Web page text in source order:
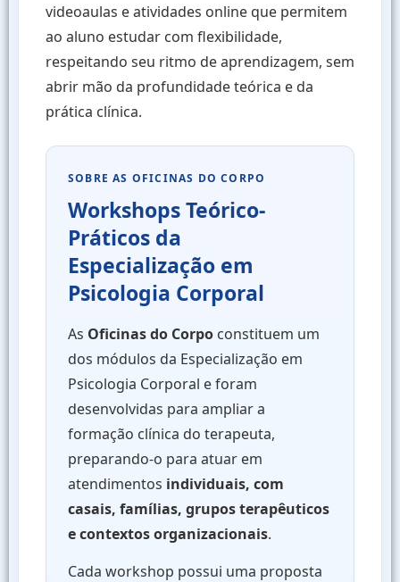
videoaulas e atividades online que permitem
ao aluno estudar com flexibilidade,
respeitando seu ritmo de aprendizagem, sem
abrir mão da profundidade teórica e da
prática clínica.
SOBRE AS OFICINAS DO CORPO
Workshops Teórico-
Práticos da
Especialização em
Psicologia Corporal
As Oficinas do Corpo constituem um
dos módulos da Especialização em
Psicologia Corporal e foram
desenvolvidas para ampliar a
formação clínica do terapeuta,
preparando-o para atuar em
atendimentos individuais, com
casais, famílias, grupos terapêuticos
e contextos organizacionais.
Cada workshop possui uma proposta